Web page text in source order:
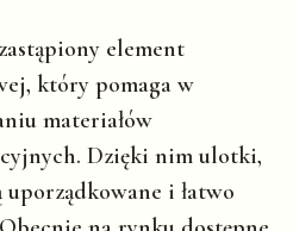
element
który pomaga w
materiałów
Dzięki nim ulotki,
i łatwo